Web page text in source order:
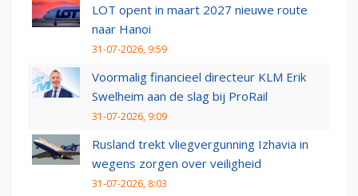
LOT opent in maart 2027 nieuwe route
naar Hanoi
31-07-2026, 9:59
Voormalig financieel directeur KLM Erik
Swelheim aan de slag bij ProRail
31-07-2026, 9:09
Rusland trekt vliegvergunning Izhavia in
wegens zorgen over veiligheid
31-07-2026, 8:03